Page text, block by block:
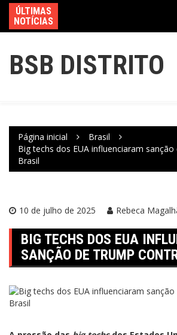
ÚLTIMAS
NOTÍCIAS
BSB DISTRITO
Página inicial
Brasil
Big techs dos EUA influenciaram
Brasil
10 de julho de 2025 Rebeca
BIG TECHS DOS EUA
SANÇÃO DE TRUMP